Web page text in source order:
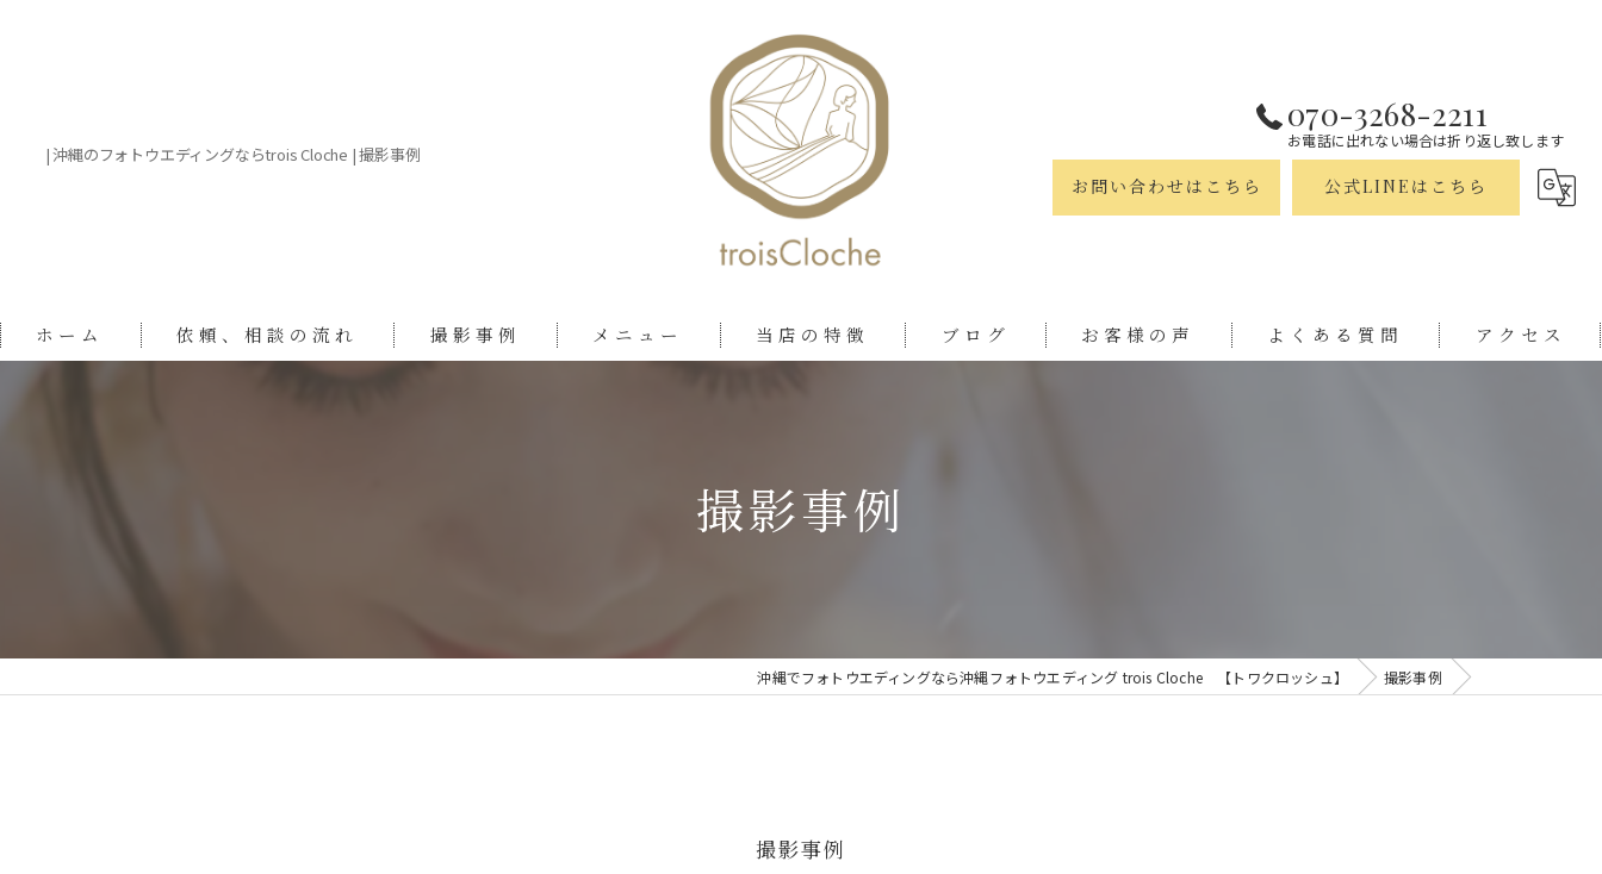
| 沖縄のフォトウエディングならtrois Cloche | 撮影事例
070-3268-2211
お電話に出れない場合は折り返し致します
お問い合わせはこちら 公式LINEはこちら
ホーム 依頼、相談の流れ 撮影事例 メニュー 当店の特徴
ツアー
美容師が作るフォトウェディング
ブログ お客様の声 よくある質問 アクセス
撮影事例
沖縄でフォトウエディングなら沖縄フォトウエディング trois Cloche 【トワクロッシュ】 撮影事例
撮影事例